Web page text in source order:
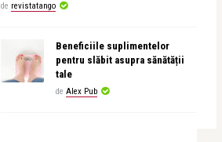
de revistatango
Beneficiile suplimentelor
pentru slăbit asupra sănătății
tale
de Alex Pub